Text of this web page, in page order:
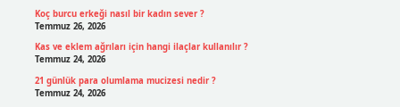
Koç burcu erkeği nasıl bir kadın sever ?
Temmuz 26, 2026
Kas ve eklem ağrıları için hangi ilaçlar kullanılır ?
Temmuz 24, 2026
21 günlük para olumlama mucizesi nedir ?
Temmuz 24, 2026